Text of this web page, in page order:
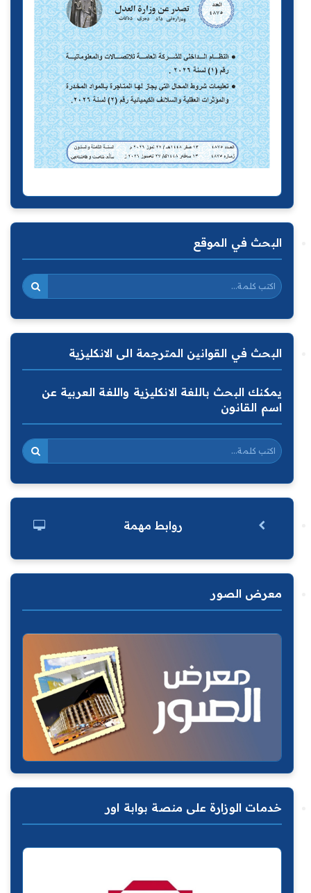
البحث في الموقع
البحث في القوانين المترجمة الى الانكليزية
يمكنك البحث باللغة الانكليزية واللغة العربية عن
اسم القانون
روابط مهمة
معرض الصور
خدمات الوزارة على منصة بوابة اور